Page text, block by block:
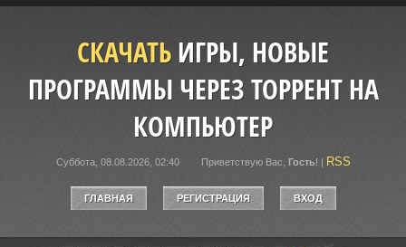
СКАЧАТЬИГРЫ, НОВЫЕ
ПРОГРАММЫ ЧЕРЕЗ ТОРРЕНТ НА
КОМПЬЮТЕР
Суббота, 08.08.2026, 02:40 Приветствую Вас Гость! | RSS
ГЛАВНАЯ РЕГИСТРАЦИЯ ВХОД